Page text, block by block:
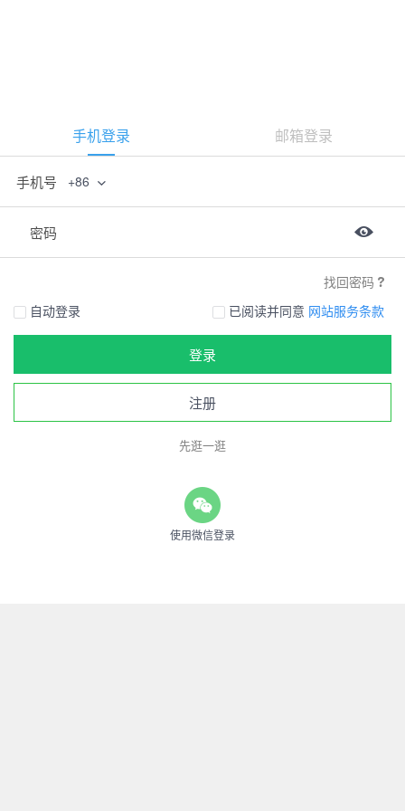
手机登录 邮箱登录
手机号 +86
密码
找回密码
自动登录
已阅读并同意 网站服务条款
登录
注册
先逛一逛
使用微信登录